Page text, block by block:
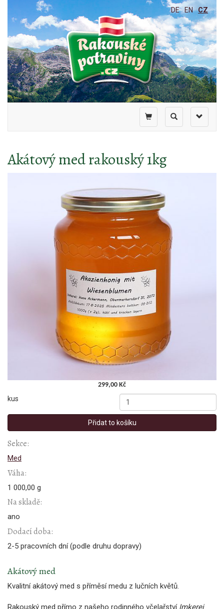
DE EN CZ
Toggle
Toggle
search
Toggle
shopping
Akátový med rakouský 1kg
299,00 Kč
kus
Přidat to košíku
Sekce:
Med
Váha:
1 000,00 g
Na skladě:
ano
Dodací doba:
2-5 pracovních dní (podle druhu dopravy)
Akátový med
Kvalitní akátový med s příměsí medu z lučních květů.
Rakouský med přímo z našeho rodinného včelařství Imkerei